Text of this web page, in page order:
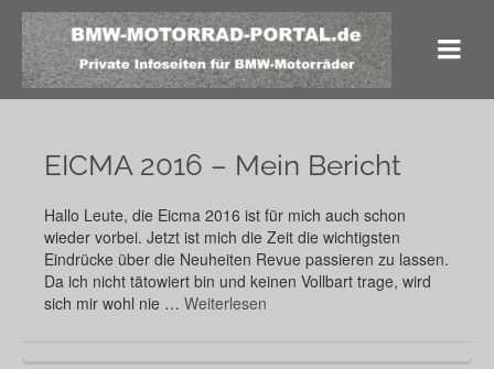
EICMA 2016 – Mein Bericht
Hallo Leute, die Eicma 2016 ist für mich auch schon
wieder vorbei. Jetzt ist mich die Zeit die wichtigsten
Eindrücke über die Neuheiten Revue passieren zu lassen.
Da ich nicht tätowiert bin und keinen Vollbart trage, wird
sich mir wohl nie … Weiterlesen